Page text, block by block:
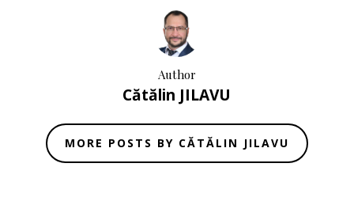
Author
Cătălin JILAVU
MORE POSTS BY CĂTĂLIN JILAVU